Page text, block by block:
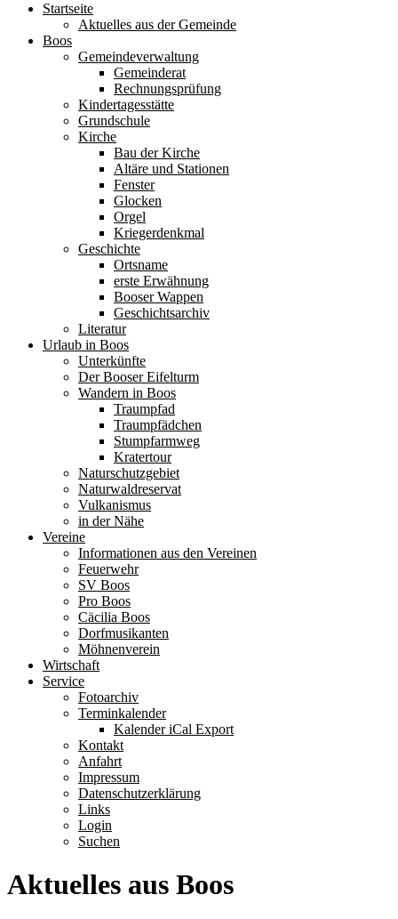
Startseite
Aktuelles aus der Gemeinde
Boos
Gemeindeverwaltung
Gemeinderat
Rechnungsprüfung
Kindertagesstätte
Grundschule
Kirche
Bau der Kirche
Altäre und Stationen
Fenster
Glocken
Orgel
Kriegerdenkmal
Geschichte
Ortsname
erste Erwähnung
Booser Wappen
Geschichtsarchiv
Literatur
Urlaub in Boos
Unterkünfte
Der Booser Eifelturm
Wandern in Boos
Traumpfad
Traumpfädchen
Stumpfarmweg
Kratertour
Naturschutzgebiet
Naturwaldreservat
Vulkanismus
in der Nähe
Vereine
Informationen aus den Vereinen
Feuerwehr
SV Boos
Pro Boos
Cäcilia Boos
Dorfmusikanten
Möhnenverein
Wirtschaft
Service
Fotoarchiv
Terminkalender
Kalender iCal Export
Kontakt
Anfahrt
Impressum
Datenschutzerklärung
Links
Login
Suchen
Aktuelles aus Boos